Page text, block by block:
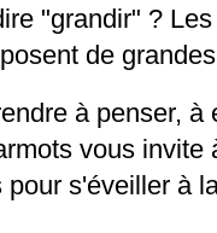
"grandir" ?
de
à penser,
vous invite
s'éveiller à